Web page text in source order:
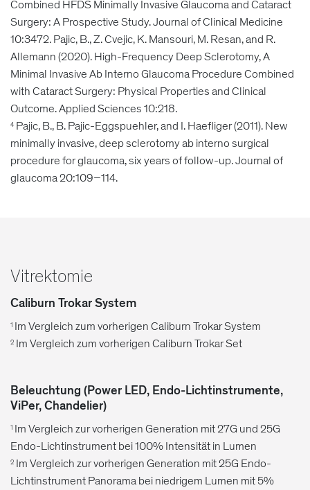
Combined HFDS Minimally Invasive Glaucoma and Cataract
Surgery: A Prospective Study. Journal of Clinical Medicine
10:3472. Pajic, B., Z. Cvejic, K. Mansouri, M. Resan, and R.
Allemann (2020). High-Frequency Deep Sclerotomy, A
Minimal Invasive Ab Interno Glaucoma Procedure Combined
with Cataract Surgery: Physical Properties and Clinical
Outcome. Applied Sciences 10:218.
4 Pajic, B., B. Pajic-Eggspuehler, and I. Haefliger (2011). New
minimally invasive, deep sclerotomy ab interno surgical
procedure for glaucoma, six years of follow-up. Journal of
glaucoma 20:109–114.
Vitrektomie
Caliburn Trokar System
1 Im Vergleich zum vorherigen Caliburn Trokar System
2 Im Vergleich zum vorherigen Caliburn Trokar Set
Beleuchtung (Power LED, Endo-Lichtinstrumente,
ViPer, Chandelier)
1 Im Vergleich zur vorherigen Generation mit 27G und 25G
Endo-Lichtinstrument bei 100% Intensität in Lumen
2 Im Vergleich zur vorherigen Generation mit 25G Endo-
Lichtinstrument Panorama bei niedrigem Lumen mit 5%